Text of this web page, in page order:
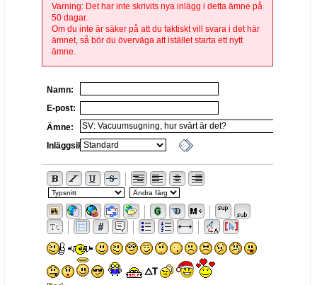
Varning: Det har inte skrivits nya inlägg i detta ämne på
50 dagar.
Om du inte är säker på att du faktiskt vill svara i det här
ämnet, så bör du överväga att istället starta ett nytt
ämne.
Namn:
E-post:
Ämne:
Inläggsikon: